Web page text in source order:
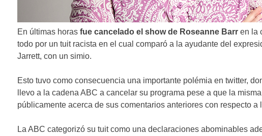
En últimas horas fue cancelado el show de Roseanne Barren la
todo por un tuit racista en el cual comparó a la ayudante del
Jarrett, con un simio.
Esto tuvo como consecuencia una importante polémia en twitter,
llevo a la cadena ABC a cancelar su programa pese a que la misma
públicamente acerca de sus comentarios anteriores con respecto a
La ABC categorizó su tuit como una declaraciones abominables